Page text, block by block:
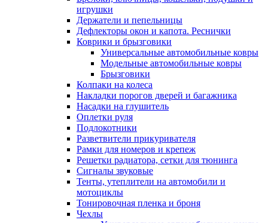
игрушки
Держатели и пепельницы
Дефлекторы окон и капота. Реснички
Коврики и брызговики
Универсальные автомобильные ковры
Модельные автомобильные ковры
Брызговики
Колпаки на колеса
Накладки порогов дверей и багажника
Насадки на глушитель
Оплетки руля
Подлокотники
Разветвители прикуривателя
Рамки для номеров и крепеж
Решетки радиатора, сетки для тюнинга
Сигналы звуковые
Тенты, утеплители на автомобили и
мотоциклы
Тонировочная пленка и броня
Чехлы